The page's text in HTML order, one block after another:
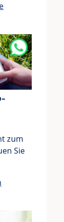
zum
Sie